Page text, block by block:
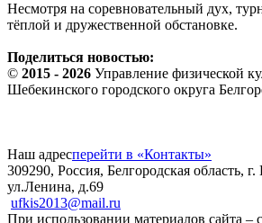
Несмотря на соревновательный дух,
тёплой и дружественной обстановке.
Поделиться новостью:
© 2015 - 2026 Управление физической
Шебекинского городского округа
Наш адресперейти в «Контакты»
309290, Россия, Белгородская область,
ул.Ленина, д.69
ufkis2013@mail.ru
При использовании материалов сайта –